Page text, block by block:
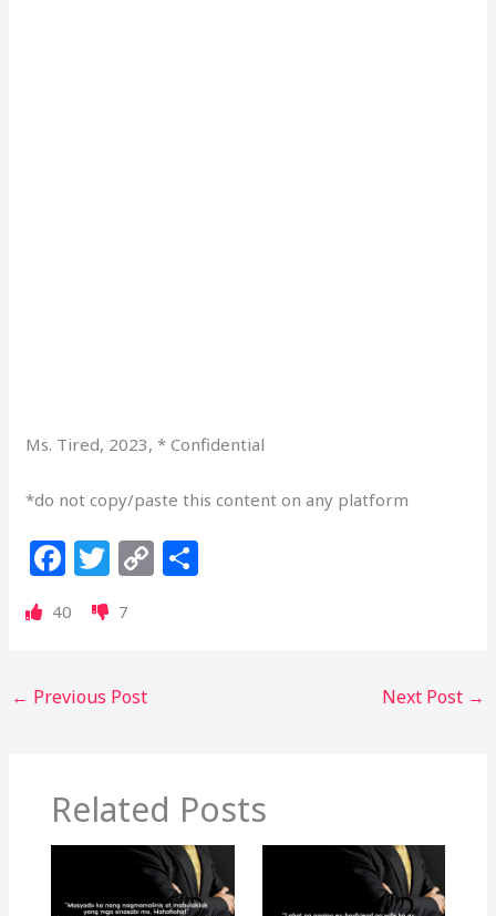
Ms. Tired, 2023, * Confidential
*do not copy/paste this content on any platform
F
a
c
b
k
T
w
itt
r
C
o
40 7
← Previous Post Next Post →
Related Posts